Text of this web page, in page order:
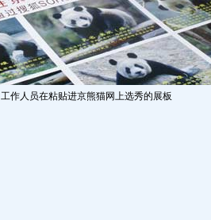
工作人员在粘贴进京熊猫网上选秀的展板